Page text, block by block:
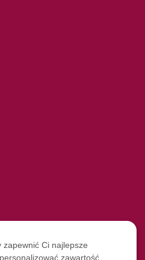
zapewnić Ci najlepsze
zawartość